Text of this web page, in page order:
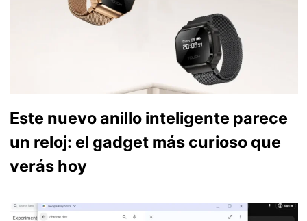
Este nuevo anillo inteligente parece
un reloj: el gadget más curioso que
verás hoy